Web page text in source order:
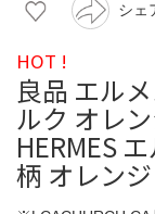
シェ
HOT !
良品 エル
ルク オ
HERMES
柄 オレン